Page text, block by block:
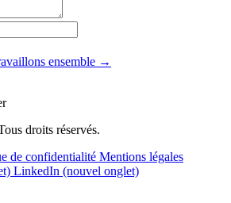
ensemble →
droits réservés.
de confidentialité Mentions légales
LinkedIn (nouvel onglet)